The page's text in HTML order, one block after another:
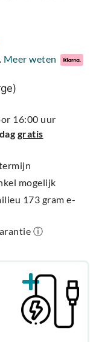
Meer weten
16:00 uur
gratis
mogelijk
173 gram e-
ⓘ